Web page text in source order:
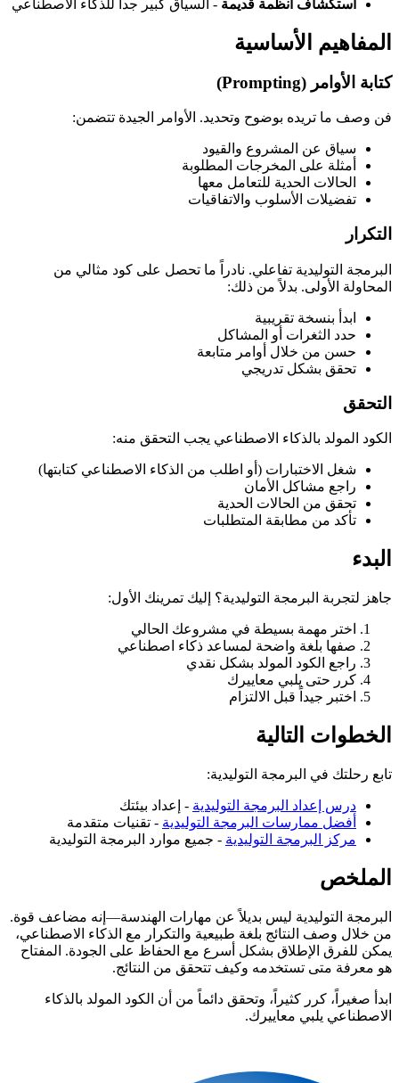
استكشاف أنظمة قديمة- السياق كبير جداً للذكاء الاصطناعي
المفاهيم الأساسية
كتابة الأوامر (Prompting)
فن وصف ما تريده بوضوح وتحديد. الأوامر الجيدة تتضمن:
سياق عن المشروع والقيود
أمثلة على المخرجات المطلوبة
الحالات الحدية للتعامل معها
تفضيلات الأسلوب والاتفاقيات
التكرار
البرمجة التوليدية تفاعلي. نادراً ما تحصل على كود مثالي من
المحاولة الأولى. بدلاً من ذلك:
ابدأ بنسخة تقريبية
حدد الثغرات أو المشاكل
حسن من خلال أوامر متابعة
تحقق بشكل تدريجي
التحقق
الكود المولد بالذكاء الاصطناعي يجب التحقق منه:
شغل الاختبارات (أو اطلب من الذكاء الاصطناعي كتابتها)
راجع مشاكل الأمان
تحقق من الحالات الحدية
تأكد من مطابقة المتطلبات
البدء
جاهز لتجربة البرمجة التوليدية؟ إليك تمرينك الأول:
اختر مهمة بسيطة في مشروعك الحالي
صفها بلغة واضحة لمساعد ذكاء اصطناعي
راجع الكود المولد بشكل نقدي
كرر حتى يلبي معاييرك
اختبر جيداً قبل الالتزام
الخطوات التالية
تابع رحلتك في البرمجة التوليدية:
درس إعداد البرمجة التوليدية- إعداد بيئتك
أفضل ممارسات البرمجة التوليدية- تقنيات متقدمة
مركز البرمجة التوليدية- جميع موارد البرمجة التوليدية
الملخص
البرمجة التوليدية ليس بديلاً عن مهارات الهندسة—إنه مضاعف قوة.
من خلال وصف النتائج بلغة طبيعية والتكرار مع الذكاء الاصطناعي،
يمكن للفرق الإطلاق بشكل أسرع مع الحفاظ على الجودة. المفتاح
هو معرفة متى تستخدمه وكيف تتحقق من النتائج.
ابدأ صغيراً، كرر كثيراً، وتحقق دائماً من أن الكود المولد بالذكاء
الاصطناعي يلبي معاييرك.